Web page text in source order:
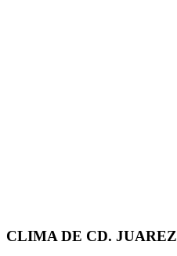
CLIMA DE CD. JUAREZ